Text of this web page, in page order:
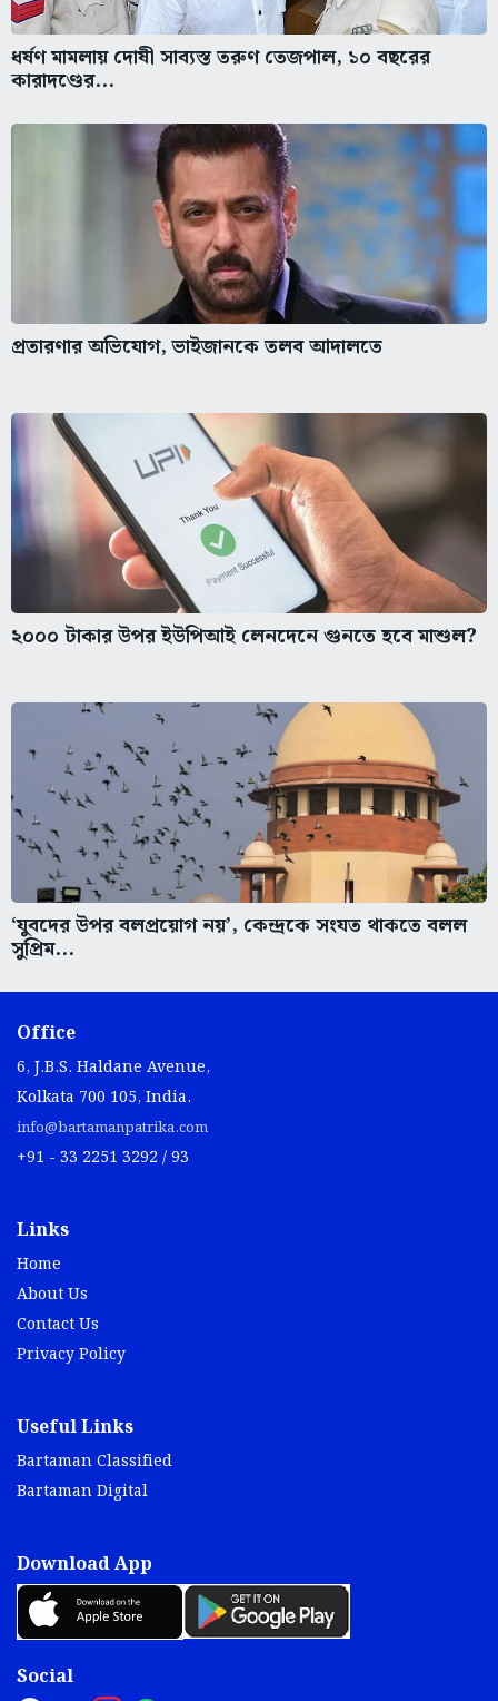
ধর্ষণ মামলায় দোষী সাব্যস্ত তরুণ তেজপাল, ১০ বছরের
কারাদণ্ডের...
প্রতারণার অভিযোগ, ভাইজানকে তলব আদালতে
২০০০ টাকার উপর ইউপিআই লেনদেনে গুনতে হবে মাশুল?
‘যুবদের উপর বলপ্রয়োগ নয়’, কেন্দ্রকে সংযত থাকতে বলল
সুপ্রিম...
Office
6, J.B.S. Haldane Avenue,
Kolkata 700 105, India.
info@bartamanpatrika.com
+91 - 33 2251 3292 / 93
Links
Home
About Us
Contact Us
Privacy Policy
Useful Links
Bartaman Classified
Bartaman Digital
Download App
Social